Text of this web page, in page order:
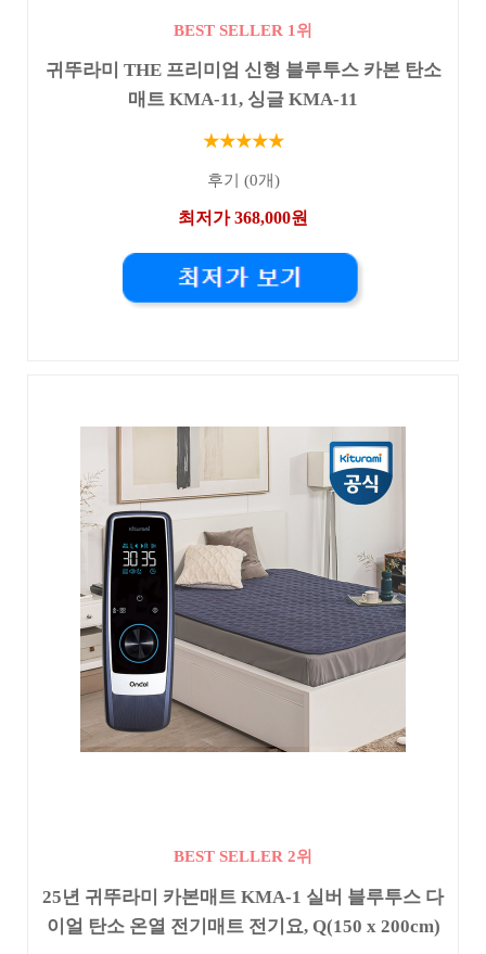
BEST SELLER 1위
귀뚜라미 THE 프리미엄 신형 블루투스 카본 탄소
매트 KMA-11, 싱글 KMA-11
★★★★★
후기 (0개)
최저가 368,000원
BEST SELLER 2위
25년 귀뚜라미 카본매트 KMA-1 실버 블루투스 다
이얼 탄소 온열 전기매트 전기요, Q(150 x 200cm)